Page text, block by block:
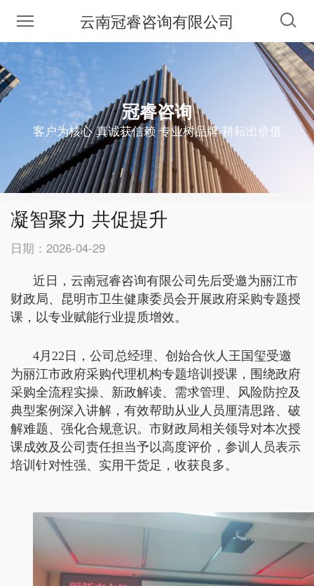
云南冠睿咨询有限公司
冠睿咨询
客户为核心 真诚获信赖 专业树品牌 耕耘出价值
凝智聚力 共促提升
日期： 2026-04-29
近日，云南冠睿咨询有限公司先后受邀为丽江市
财政局、昆明市卫生健康委员会开展政府采购专题授
课，以专业赋能行业提质增效。
4月22日，公司总经理、创始合伙人王国玺受邀
为丽江市政府采购代理机构专题培训授课，围绕政府
采购全流程实操、新政解读、需求管理、风险防控及
典型案例深入讲解，有效帮助从业人员厘清思路、破
解难题、强化合规意识。市财政局相关领导对本次授
课成效及公司责任担当予以高度评价，参训人员表示
培训针对性强、实用干货足，收获良多。